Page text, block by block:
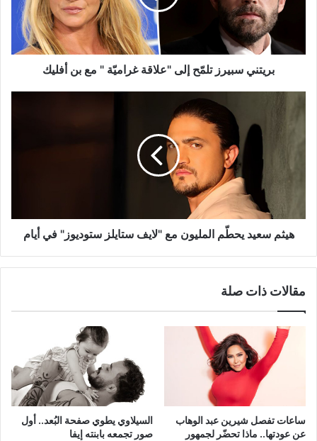
غراميّة
بن
بريتني سبيرز تلمّح إلى "علاقة غراميّة " مع بن أفليك
"لايف
في
أيامهيثم سعيد يحطّم المليون مع "لايف ستايلز ستوديوز" في أيام
مقالات ذات صلة
ساعات تفصل شيرين عبد الوهاب
عن عودتها.. ماذا تحضّر لجمهور
السيلاوي يطوي صفحة البُعد.. أول
صور تجمعه بابنته إيفا